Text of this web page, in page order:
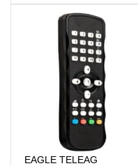
EAGLE TELEAG